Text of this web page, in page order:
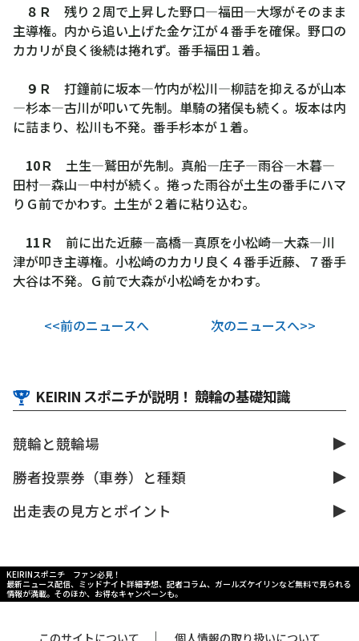
８Ｒ
残り２周で上昇した野口―福田―大塚がそのまま
主導権。内から追い上げた金ケ江が４番手を確保。野口の
カカリが良く後続は捲れず。番手福田１着。
９Ｒ
打鐘前に坂本―竹内が松川―柳詰を抑えるが山本
―杉本―古川が叩いて先制。単騎の猪俣も続く。坂本は内
に詰まり、松川も不発。番手杉本が１着。
10Ｒ
土生―鷲田が先制。真船―庄子―雨谷―木暮―
田村―森山―中村が続く。捲った雨谷が土生の番手にハマ
りＧ前でかわす。土生が２着に粘り込む。
11Ｒ
前に出た近藤―高橋―真原を小松崎―大森―川
津が叩き主導権。小松崎のカカリ良く４番手近藤、７番手
大谷は不発。Ｇ前で大森が小松崎をかわす。
<<前のニュースへ 次のニュースへ>>
KEIRIN スポニチが説明！ 競輪の基礎知識
競輪と競輪場
勝者投票券（車券）と種類
出走表の見方とポイント
KEIRINスポニチ ファン必見！
最新ニュース配信、ミッドナイト詳細予想、記者コラム、ガールズケイリンなど無料で見られる
情報が満載。そのほか、お得なキャンペーンも。